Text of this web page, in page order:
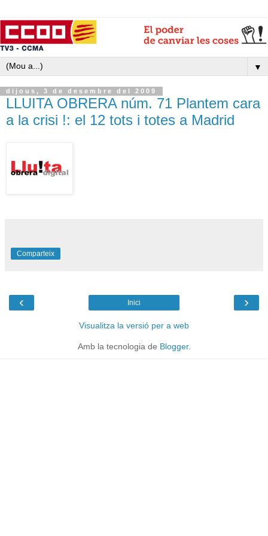
▼
dijous, 3 de desembre del 2009
LLUITA OBRERA núm. 71 Plantem cara
a la crisi !: el 12 tots i totes a Madrid
Comparteix
‹ ›
Inici
Visualitza la versió per a web
Amb la tecnologia de Blogger.